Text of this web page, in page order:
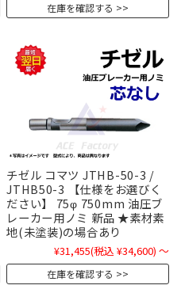
在庫を確認する
チゼル コマツ JTHB-50-3 /
JTHB50-3 【仕様をお選びく
ださい】 75φ 750mm 油圧ブ
レーカー用ノミ 新品 ★素材素
地(未塗装)の場合あり
¥31,455(税込 ¥34,600) ～
在庫を確認する